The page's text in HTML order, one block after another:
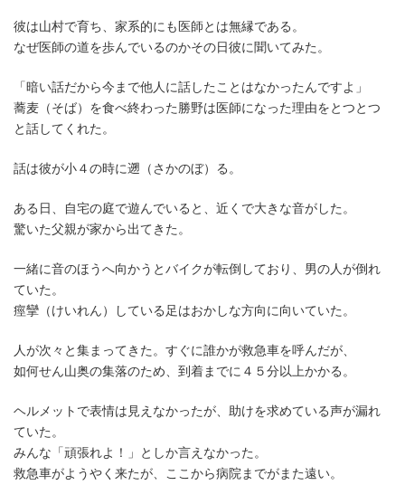
彼は山村で育ち、家系的にも医師とは無縁である。
なぜ医師の道を歩んでいるのかその日彼に聞いてみた。
「暗い話だから今まで他人に話したことはなかったんですよ」
蕎麦（そば）を食べ終わった勝野は医師になった理由をとつとつ
と話してくれた。
話は彼が小４の時に遡（さかのぼ）る。
ある日、自宅の庭で遊んでいると、近くで大きな音がした。
驚いた父親が家から出てきた。
一緒に音のほうへ向かうとバイクが転倒しており、男の人が倒れ
ていた。
痙攣（けいれん）している足はおかしな方向に向いていた。
人が次々と集まってきた。すぐに誰かが救急車を呼んだが、
如何せん山奥の集落のため、到着までに４５分以上かかる。
ヘルメットで表情は見えなかったが、助けを求めている声が漏れ
ていた。
みんな「頑張れよ！」としか言えなかった。
救急車がようやく来たが、ここから病院までがまた遠い。